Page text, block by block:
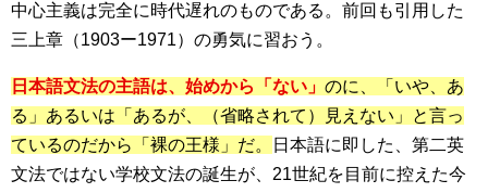
中心主義は完全に時代遅れのものである。前回も引用した
三上章（1903ー1971）の勇気に習おう。
日本語文法の主語は、始めから「ない」 のに、「いや、あ
る」あるいは「あるが、（省略されて）見えない」と言っ
ているのだから「裸の王様」だ。
日本語に即した、第二英
文法ではない学校文法の誕生が、21世紀を目前に控えた今